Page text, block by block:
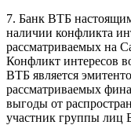
7. Банк ВТБ
наличии конфликта
рассматриваемых на
Конфликт интересов
ВТБ является
рассматриваемых
выгоды от
участник группы лиц